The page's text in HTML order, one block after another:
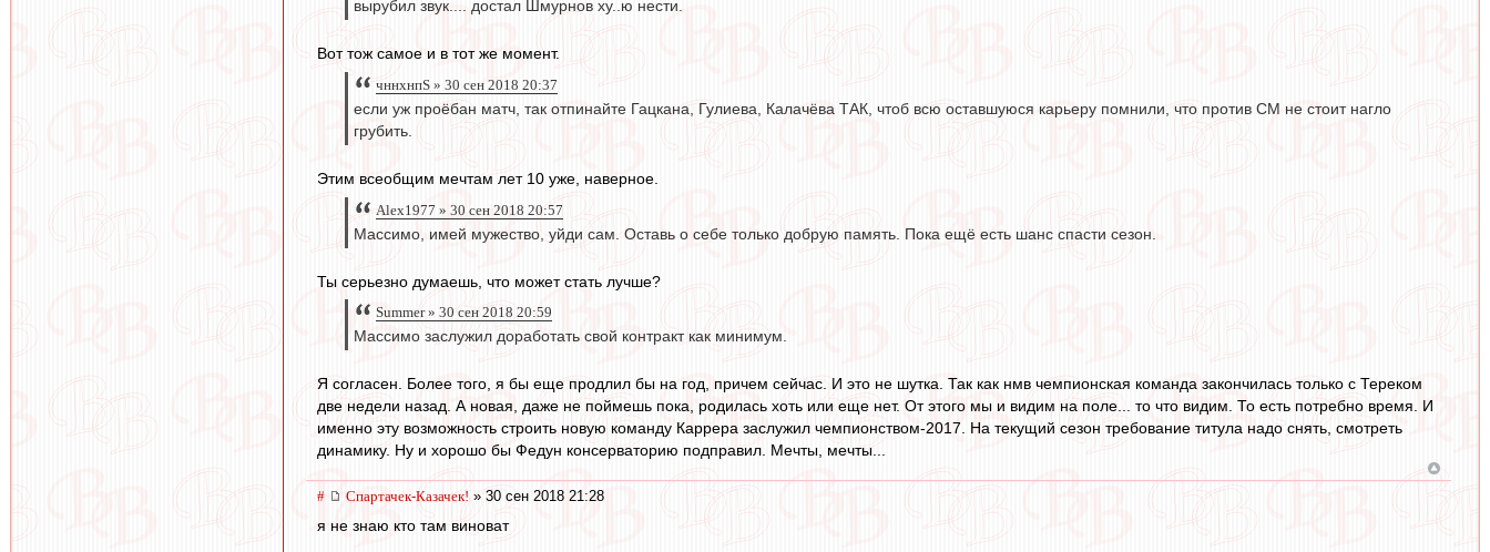
вырубил звук.... достал Шмурнов ху..ю нести.
Вот тож самое и в тот же момент.
чннхнпS » 30 сен 2018 20:37
если уж проёбан матч, так отпинайте Гацкана, Гулиева, Калачёва ТАК, чтоб всю оставшуюся карьеру помнили, что против СМ не стоит нагло
грубить.
Этим всеобщим мечтам лет 10 уже, наверное.
Alex1977 » 30 сен 2018 20:57
Массимо, имей мужество, уйди сам. Оставь о себе только добрую память. Пока ещё есть шанс спасти сезон.
Ты серьезно думаешь, что может стать лучше?
Summer » 30 сен 2018 20:59
Массимо заслужил доработать свой контракт как минимум.
Я согласен. Более того, я бы еще продлил бы на год, причем сейчас. И это не шутка. Так как нмв чемпионская команда закончилась только с Тереком
две недели назад. А новая, даже не поймешь пока, родилась хоть или еще нет. От этого мы и видим на поле... то что видим. То есть потребно время. И
именно эту возможность строить новую команду Каррера заслужил чемпионством-2017. На текущий сезон требование титула надо снять, смотреть
динамику. Ну и хорошо бы Федун консерваторию подправил. Мечты, мечты...
# Спартачек-Казачек! » 30 сен 2018 21:28
я не знаю кто там виноват